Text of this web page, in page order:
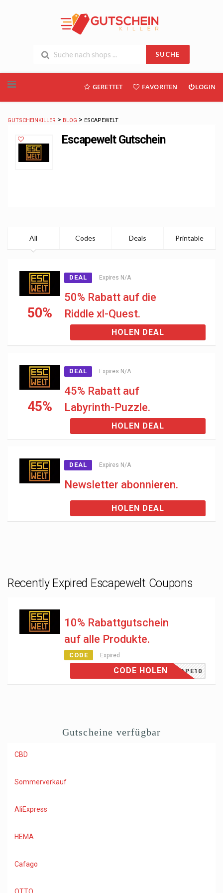
SUCHE
to
GERETTET FAVORITEN LOGIN
GUTSCHEINKILLER > BLOG > ESCAPEWELT
Escapewelt Gutschein
All Codes Deals Printable
50%
DEAL Expires N/A
50% Rabatt auf die
Riddle xl-Quest.
HOLEN DEAL
45%
DEAL Expires N/A
45% Rabatt auf
Labyrinth-Puzzle.
HOLEN DEAL
DEAL Expires N/A
Newsletter abonnieren.
HOLEN DEAL
Recently Expired Escapewelt Coupons
10% Rabattgutschein
auf alle Produkte.
CODE Expired
ESCAPE10
CODE HOLEN
Gutscheine verfügbar
CBD
Sommerverkauf
AliExpress
HEMA
Cafago
OTTO